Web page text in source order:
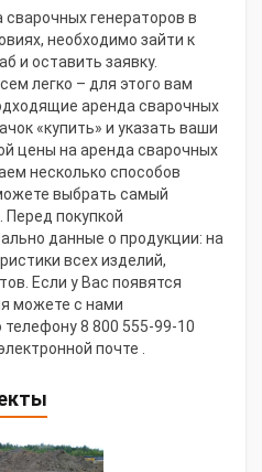
генераторов в
необходимо зайти к
и оставить заявку.
легко – для этого вам
аренда сварочных
«купить» и указать ваши
цены на аренда сварочных
несколько способов
выбрать самый
покупкой
данные о продукции: на
всех изделий,
Если у Вас появятся
можете с нами
8 800 555-99-10
почте .